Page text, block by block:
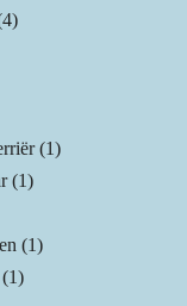
(1)
(1)
(1)